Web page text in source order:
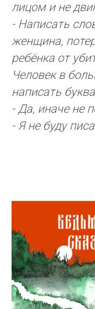
лицом и не
- Написать
женщина,
ребёнка от
Человек в
написать
- Да, иначе не
- Я не буду